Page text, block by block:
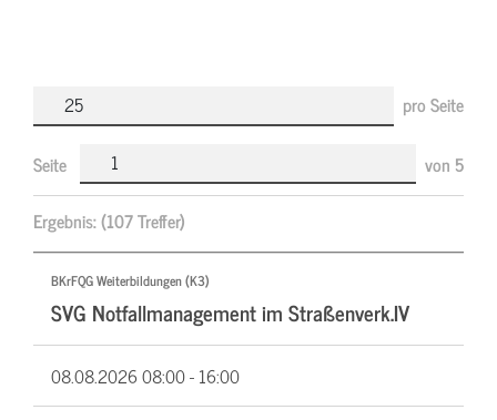
pro Seite
Seite von 5
Ergebnis:(107 Treffer)
BKrFQG Weiterbildungen (K3)
SVG Notfallmanagement im Straßenverk.IV
08.08.202608:00 - 16:00